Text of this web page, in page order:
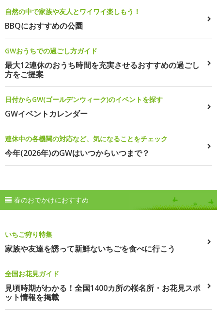
自然の中で家族や友人とワイワイ楽しもう！
BBQにおすすめの公園
GWおうちでの過ごし方ガイド
最大12連休のおうち時間を充実させるおすすめの過ごし
方をご提案
日付からGW(ゴールデンウィーク)のイベントを探す
GWイベントカレンダー
連休中の各機関の対応など、気になることをチェック
今年(2026年)のGWはいつからいつまで？
春のおでかけにおすすめ
いちご狩り特集
家族や友達を誘って新鮮ないちごを食べに行こう
全国お花見ガイド
見頃時期がわかる！全国1400カ所の桜名所・お花見スポ
ット情報を掲載